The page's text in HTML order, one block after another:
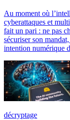
Au moment où
cyberattaques et
fait un pari : ne pas
sécuriser son
intention numérique
décryptage